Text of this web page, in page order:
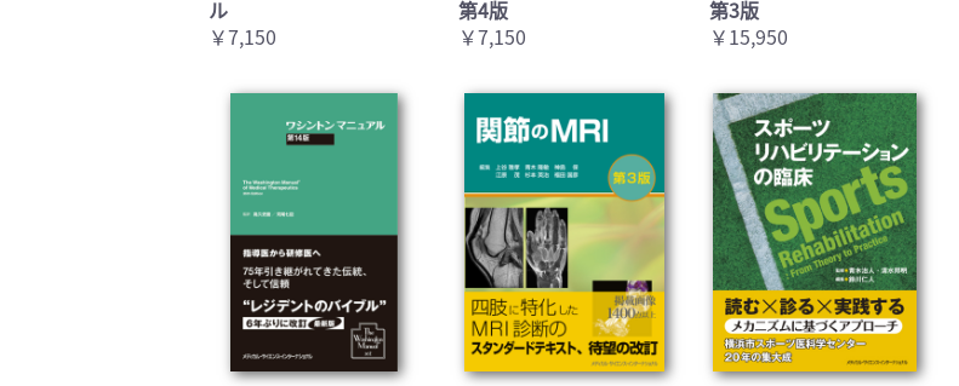
ル
￥7,150
第4版
￥7,150
第3版
￥15,950